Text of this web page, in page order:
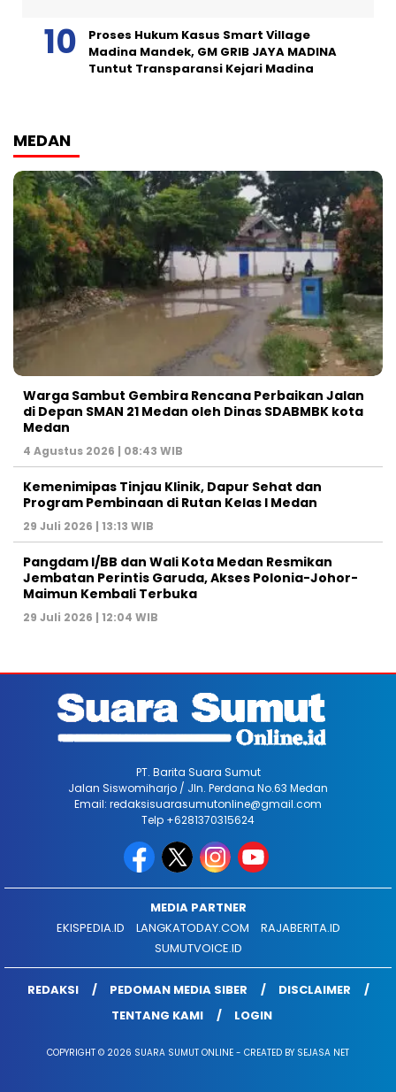
Proses Hukum Kasus Smart Village
Madina Mandek, GM GRIB JAYA MADINA
Tuntut Transparansi Kejari Madina
MEDAN
Warga Sambut Gembira Rencana Perbaikan Jalan
di Depan SMAN 21 Medan oleh Dinas SDABMBK kota
Medan
4 Agustus 2026 | 08:43 WIB
Kemenimipas Tinjau Klinik, Dapur Sehat dan
Program Pembinaan di Rutan Kelas I Medan
29 Juli 2026 | 13:13 WIB
Pangdam I/BB dan Wali Kota Medan Resmikan
Jembatan Perintis Garuda, Akses Polonia-Johor-
Maimun Kembali Terbuka
29 Juli 2026 | 12:04 WIB
PT. Barita Suara Sumut
Jalan Siswomiharjo / Jln. Perdana No.63 Medan
Email: redaksisuarasumutonline@gmail.com
Telp +6281370315624
MEDIA PARTNER
EKISPEDIA.ID
LANGKATODAY.COM
RAJABERITA.ID
SUMUTVOICE.ID
REDAKSI PEDOMAN MEDIA SIBER
DISCLAIMER
TENTANG KAMI
LOGIN
COPYRIGHT © 2026 SUARA SUMUT ONLINE - CREATED BY SEJASA NET